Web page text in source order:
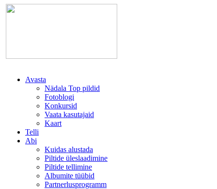
Avasta
Nädala Top pildid
Fotoblogi
Konkursid
Vaata kasutajaid
Kaart
Telli
Abi
Kuidas alustada
Piltide üleslaadimine
Piltide tellimine
Albumite tüübid
Partnerlusprogramm